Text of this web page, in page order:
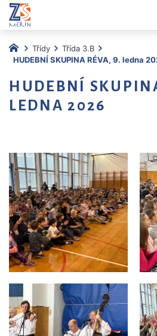
Třídy
Třída 3.B
HUDEBNÍ SKUPINA RÉVA, 9. ledna
HUDEBNÍ
LEDNA 2026